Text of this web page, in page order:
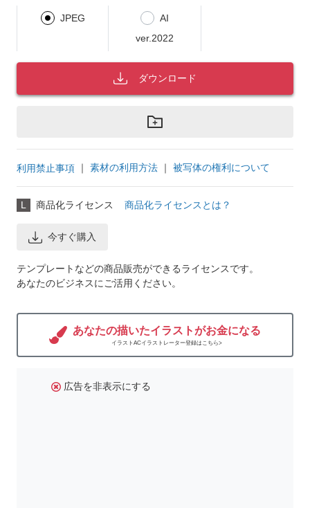
JPEG
AI
ver.2022
ダウンロード
利用禁止事項 ｜ 素材の利用方法 ｜ 被写体の権利について
L 商品化ライセンス 商品化ライセンスとは？
今すぐ購入
テンプレートなどの商品販売ができるライセンスです。
あなたのビジネスにご活用ください。
あなたの描いたイラストがお金になる
イラストACイラストレーター登録はこちら>
広告を非表示にする